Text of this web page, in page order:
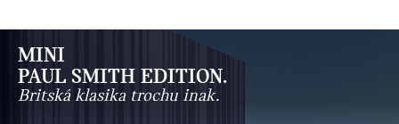
MINI
PAUL SMITH EDITION.
Britská klasika trochu inak.